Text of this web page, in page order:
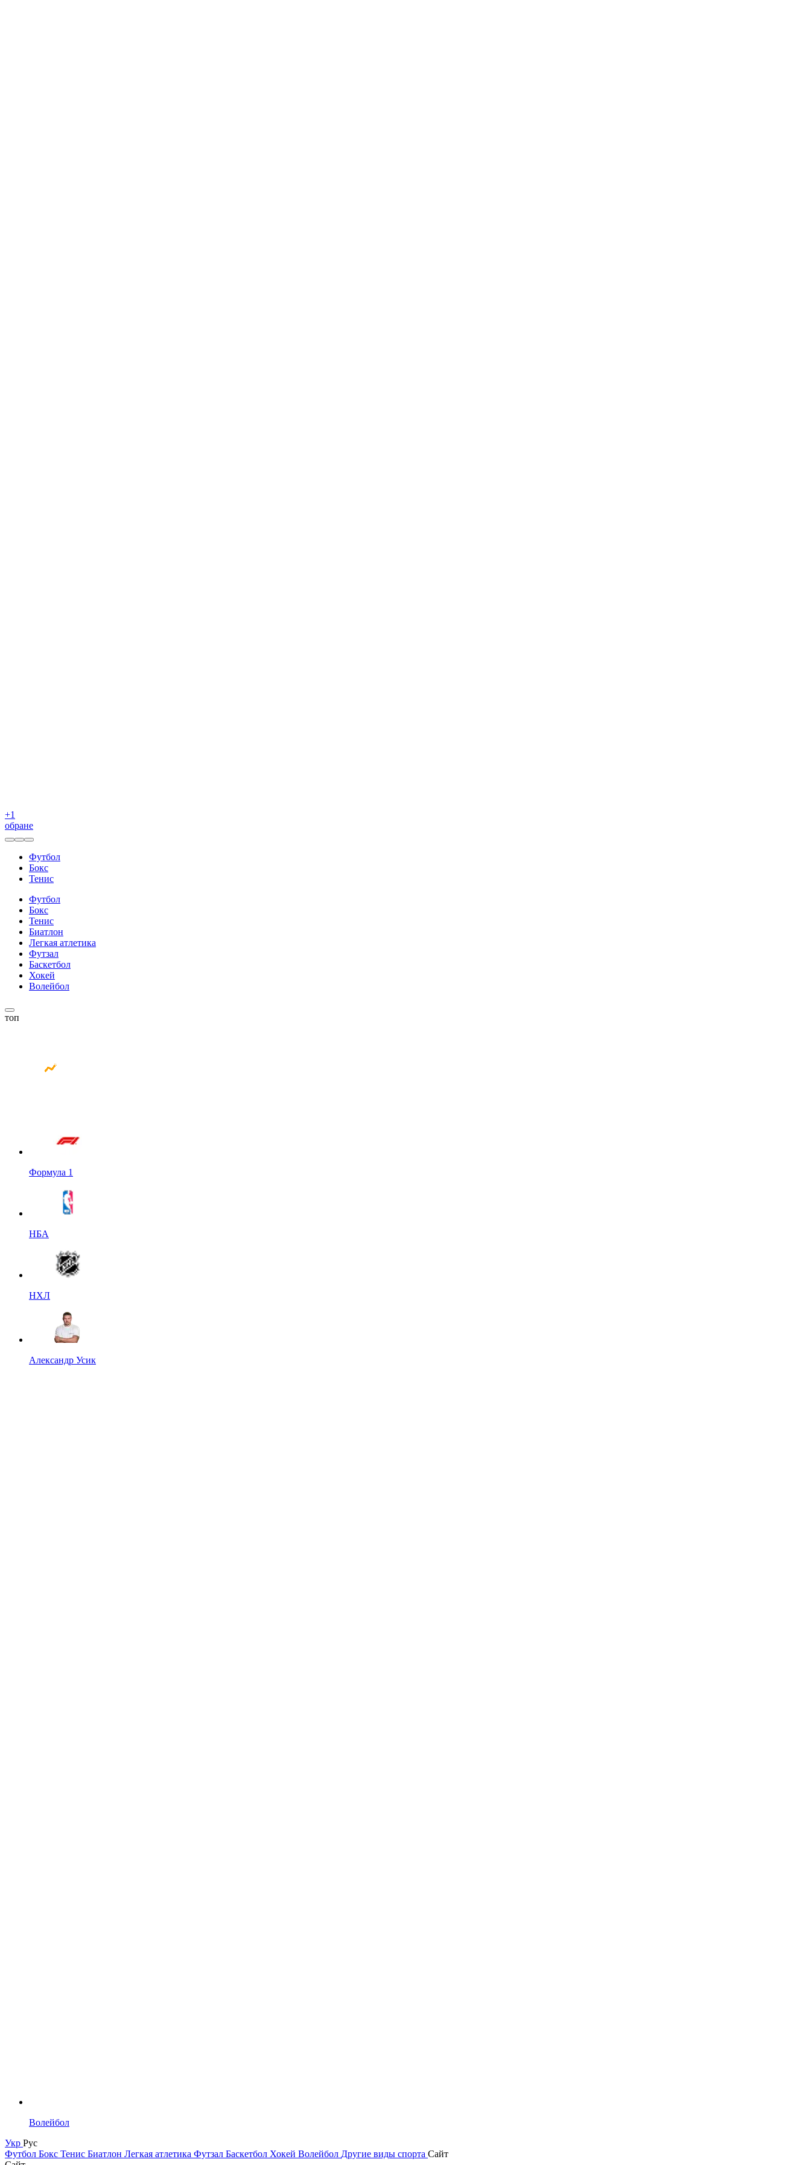
+1
обране
Футбол
Бокс
Тенис
Футбол
Бокс
Тенис
Биатлон
Легкая атлетика
Футзал
Баскетбол
Хокей
Волейбол
топ
Формула 1
НБА
НХЛ
Александр Усик
Волейбол
Укр Рус
Футбол Бокс Тенис Биатлон Легкая атлетика Футзал Баскетбол Хокей Волейбол Другие виды спорта Сайт